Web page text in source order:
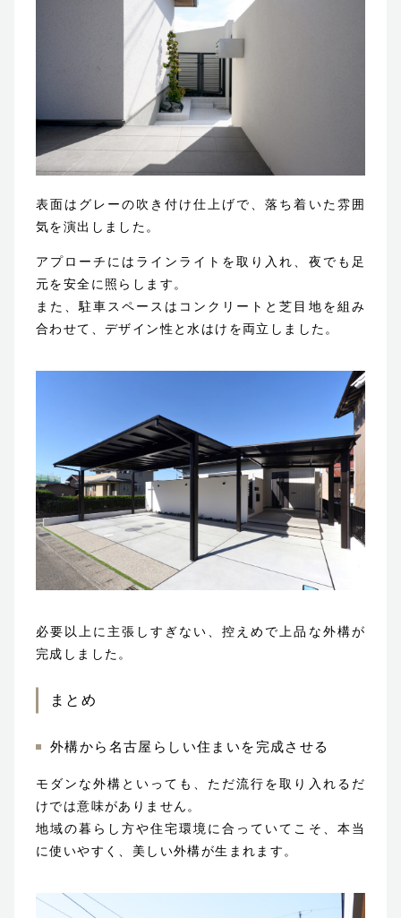
表面はグレーの吹き付け仕上げで、落ち着いた雰囲
気を演出しました。
アプローチにはラインライトを取り入れ、夜でも足
元を安全に照らします。
また、駐車スペースはコンクリートと芝目地を組み
合わせて、デザイン性と水はけを両立しました。
必要以上に主張しすぎない、控えめで上品な外構が
完成しました。
まとめ
外構から名古屋らしい住まいを完成させる
モダンな外構といっても、ただ流行を取り入れるだ
けでは意味がありません。
地域の暮らし方や住宅環境に合っていてこそ、本当
に使いやすく、美しい外構が生まれます。